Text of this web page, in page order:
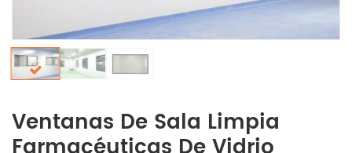
Ventanas De Sala Limpia